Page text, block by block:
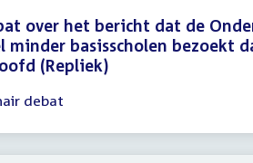
over het bericht dat de
minder basisscholen bezoekt
(Repliek)
debat